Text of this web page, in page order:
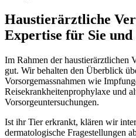
Haustierärztliche
Expertise für Sie
Im Rahmen der haustierärztlichen
gut. Wir behalten den Überblick
Vorsorgemassnahmen wie
Reisekrankheitenprophylaxe und
Vorsorgeuntersuchungen.
Ist ihr Tier erkrankt, klären wir
dermatologische Fragestellungen